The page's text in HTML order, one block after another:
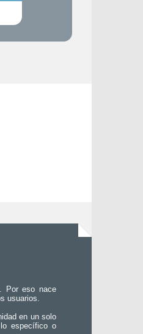
Por eso nace
usuarios.
en un solo
específico o